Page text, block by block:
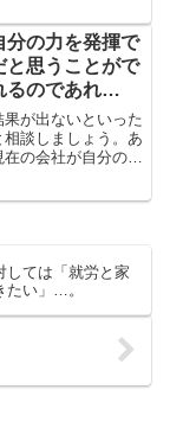
分の力を発揮で
と思うことがで
るのであれ
が出ないといった
談しましょう。あ
の会社が自分の力
しては「就労と家
たい」…。